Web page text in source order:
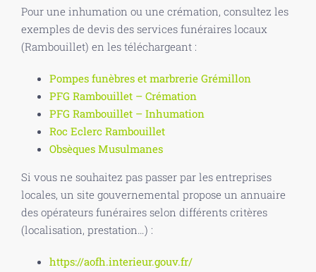
Pour une inhumation ou une crémation, consultez les
exemples de devis des services funéraires locaux
(Rambouillet) en les téléchargeant :
Pompes funèbres et marbrerie Grémillon
PFG Rambouillet – Crémation
PFG Rambouillet – Inhumation
Roc Eclerc Rambouillet
Obsèques Musulmanes
Si vous ne souhaitez pas passer par les entreprises
locales, un site gouvernemental propose un annuaire
des opérateurs funéraires selon différents critères
(localisation, prestation…) :
https://aofh.interieur.gouv.fr/